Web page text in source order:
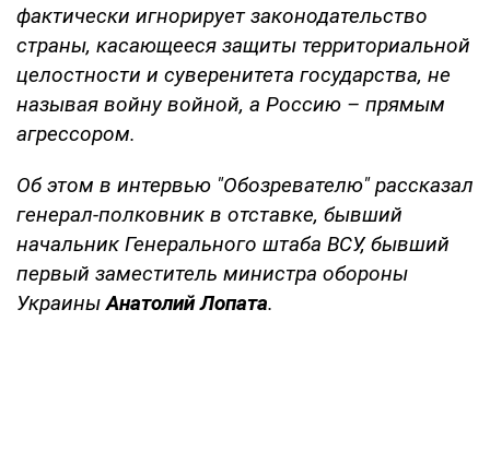
фактически игнорирует законодательство
страны, касающееся защиты территориальной
целостности и суверенитета государства, не
называя войну войной, а Россию – прямым
агрессором.
Об этом в интервью "Обозревателю" рассказал
генерал-полковник в отставке, бывший
начальник Генерального штаба ВСУ, бывший
первый заместитель министра обороны
УкраиныАнатолий Лопата.